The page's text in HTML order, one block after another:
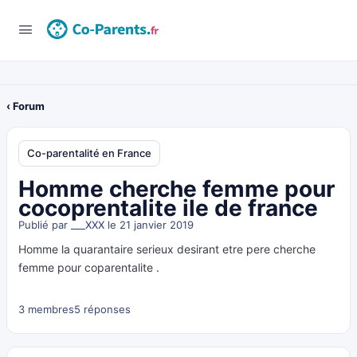
‹ Forum
Co-parentalité en France
Homme cherche femme pour
cocoprentalite ile de france
Publié par ___XXX le 21 janvier 2019
Homme la quarantaire serieux desirant etre pere cherche
femme pour coparentalite .
3 membres5 réponses